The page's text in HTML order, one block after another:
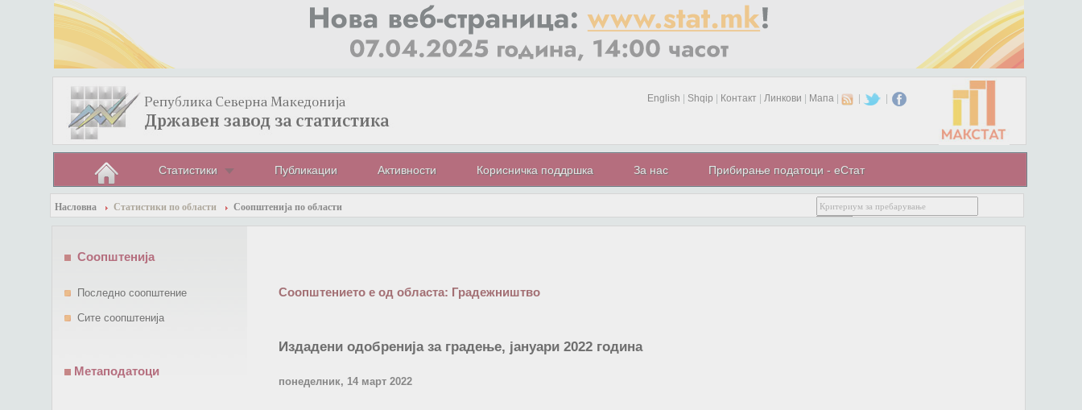
English Shqip Контакт Линкови Мапа| | |
Статистики Публикации Активности Корисничка поддршка За нас Прибирање податоци - еСтат
Насловна Статистики по области Соопштенија по области
Соопштението е од областа: Градежништво
Издадени одобренија за градење, јануари 2022 година
понеделник, 14 март 2022
Соопштенија
Последно соопштение
Сите соопштенија
Метаподатоци